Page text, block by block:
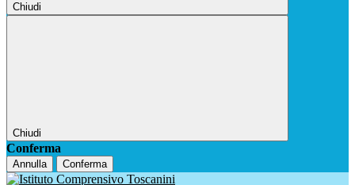
Chiudi
Chiudi
Conferma
Annulla Conferma